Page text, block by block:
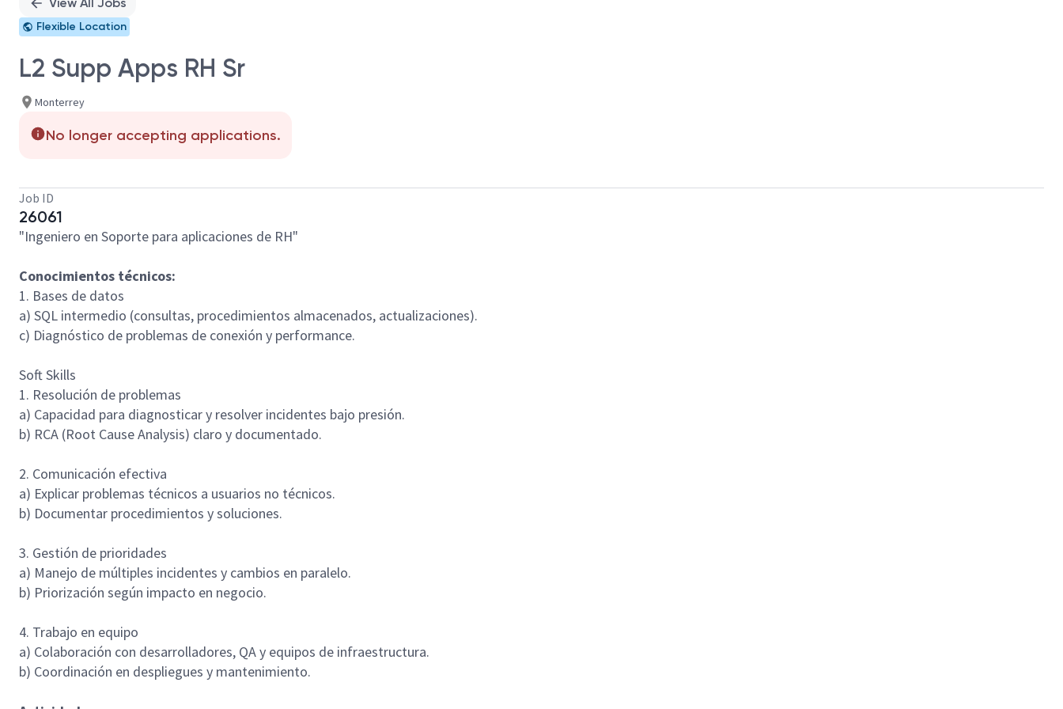
Flexible Location
L2 Supp Apps RH Sr
Monterrey
No longer accepting applications.
Job ID
26061
"Ingeniero en Soporte para aplicaciones de RH"
Conocimientos técnicos:
1. Bases de datos
a) SQL intermedio (consultas, procedimientos almacenados, actualizaciones).
c) Diagnóstico de problemas de conexión y performance.
Soft Skills
1. Resolución de problemas
a) Capacidad para diagnosticar y resolver incidentes bajo presión.
b) RCA (Root Cause Analysis) claro y documentado.
2. Comunicación efectiva
a) Explicar problemas técnicos a usuarios no técnicos.
b) Documentar procedimientos y soluciones.
3. Gestión de prioridades
a) Manejo de múltiples incidentes y cambios en paralelo.
b) Priorización según impacto en negocio.
4. Trabajo en equipo
a) Colaboración con desarrolladores, QA y equipos de infraestructura.
b) Coordinación en despliegues y mantenimiento.